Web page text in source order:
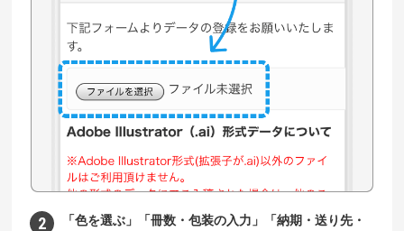
「色を選ぶ」「冊数・包装の入力」「納期・送り先・